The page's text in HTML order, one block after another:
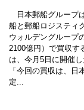
日本郵船グループ
船と郵船ロジスティ
ウォルデングループ
2100億円）で買収す
は、今月5日に開催
「今回の買収は、
定...